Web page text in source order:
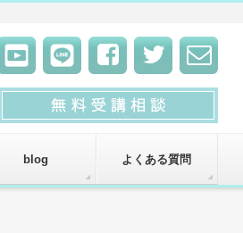
blog よくある質問